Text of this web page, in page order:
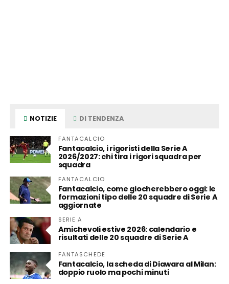
NOTIZIE DI TENDENZA
FANTACALCIO
Fantacalcio, i rigoristi della Serie A
2026/2027: chi tira i rigori squadra per
squadra
FANTACALCIO
Fantacalcio, come giocherebbero oggi: le
formazioni tipo delle 20 squadre di Serie A
aggiornate
SERIE A
Amichevoli estive 2026: calendario e
risultati delle 20 squadre di Serie A
FANTASCHEDE
Fantacalcio, la scheda di Diawara al Milan:
doppio ruolo ma pochi minuti